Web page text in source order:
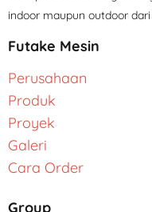
indoor maupun outdoor
Futake Mesin
Perusahaan
Produk
Proyek
Galeri
Cara Order
Group